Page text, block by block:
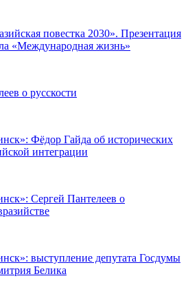
повестка 2030». Презентация
«Международная жизнь»
о русскости
Фёдор Гайда об исторических
интеграции
Сергей Пантелеев о
выступление депутата Госдумы
Белика